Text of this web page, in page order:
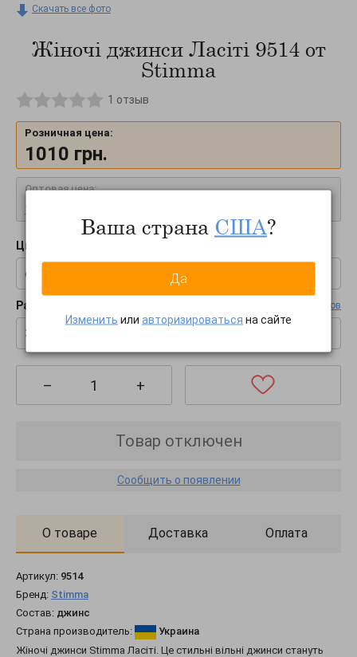
Скачать все фото
Жіночі джинси Ласіті 9514 от
Stimma
1 отзыв
Розничная цена:
1010 грн.
Оптовая цена:
Узнать оптовую цену
Цвет:
синий
Размер: Таблица размеров
38
– +
Товар отключен
Сообщить о появлении
О товаре Доставка Оплата
Артикул: 9514
Бренд: Stimma
Состав: джинс
Страна производитель:
Украина
Жіночі джинси Stimma Ласіті. Це стильні вільні джинси стануть
Ваша страна США?
Да
Изменить или авторизироваться на сайте